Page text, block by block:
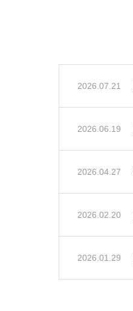
2026.07.21
2026.06.19
2026.04.27
2026.02.20
2026.01.29